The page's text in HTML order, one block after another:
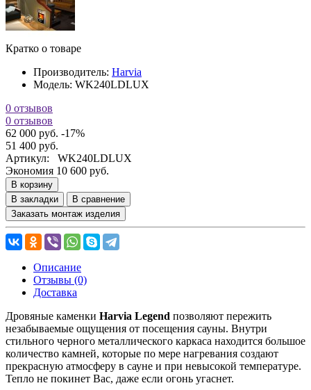
Кратко о товаре
Производитель: Harvia
Модель: WK240LDLUX
0 отзывов
0 отзывов
62 000 руб. -17%
51 400 руб.
Артикул: WK240LDLUX
Экономия 10 600 руб.
В корзину
В закладки
В сравнение
Заказать монтаж изделия
Описание
Отзывы (0)
Доставка
Дровяные каменки Harvia Legend позволяют пережить
незабываемые ощущения от посещения сауны. Внутри
стильного черного металлического каркаса находится большое
количество камней, которые по мере нагревания создают
прекрасную атмосферу в сауне и при невысокой температуре.
Тепло не покинет Вас, даже если огонь угаснет.